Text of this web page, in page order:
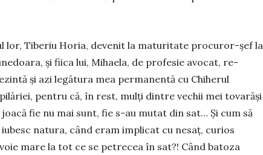
lor, Tiberiu Horia, devenit la maturitate procuror-șef la
și fiica lui, Mihaela, de profesie avocat, re­
și azi legătura mea permanentă cu Chiherul
pentru că, în rest, mulți dintre vechii mei tovarăși
joacă fie nu mai sunt, fie s-au mutat din sat… Și cum să
iubesc natura, când eram implicat cu nesaț, curios
mare la tot ce se petrecea în sat?! Când batoza